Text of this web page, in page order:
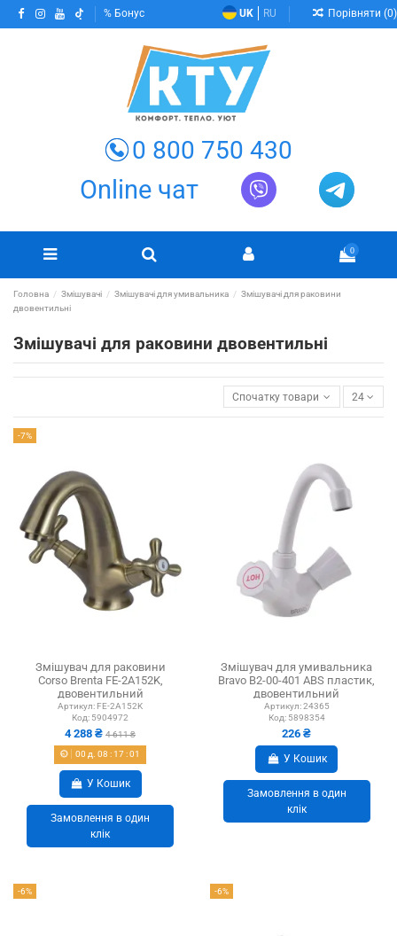
Бонус UK RU Порівняти (0)
0 800 750 430
Online чат
0
Головна Змішувачі Змішувачі для умивальника
Змішувачі для раковини
двовентильні
Змішувачі для раковини двовентильні
Спочатку товари в наявності
24
-7%
Змішувач для раковини
Corso Brenta FE-2A152K,
двовентильний
Артикул: FE-2A152K
Код: 5904972
4 288 ₴4 611 ₴
00 д. 08 : 17:01
У Кошик
Замовлення в один
клік
Змішувач для умивальника
Bravo B2-00-401 ABS пластик,
двовентильний
Артикул:24365
Код: 5898354
226 ₴
У Кошик
Замовлення в один
клік
-6% -6%